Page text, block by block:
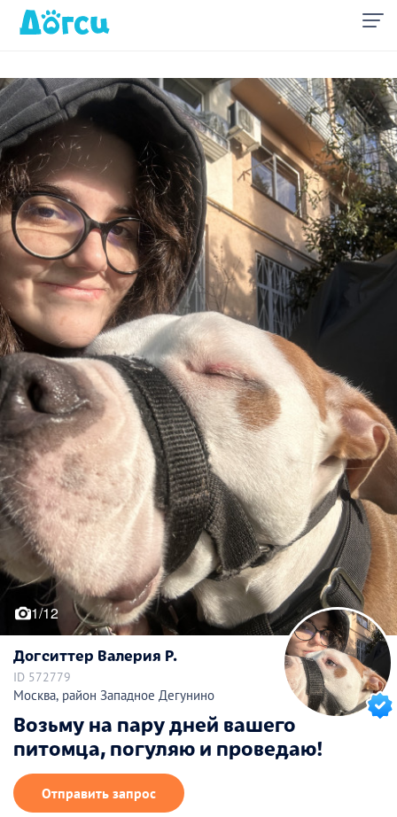
1/12
Догситтер Валерия Р.
ID 572779
Москва, район Западное Дегунино
Возьму на пару дней вашего
питомца, погуляю и проведаю!
Отправить запрос